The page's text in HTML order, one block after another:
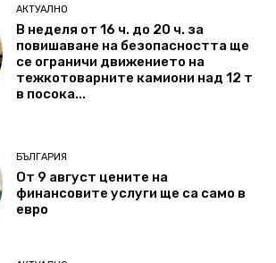
АКТУАЛНО
В неделя от 16 ч. до 20 ч. за
повишаване на безопасността ще
се ограничи движението на
тежкотоварните камиони над 12 т
в посока...
БЪЛГАРИЯ
От 9 август цените на
финансовите услуги ще са само в
евро